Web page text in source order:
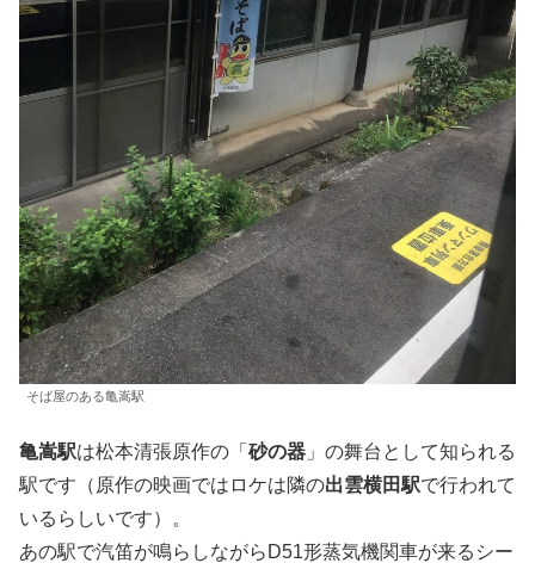
そば屋のある亀嵩駅
亀嵩駅は松本清張原作の「 砂の器 」の舞台として知られる
駅です（原作の映画ではロケは隣の出雲横田駅で行われて
いるらしいです）。
あの駅で汽笛が鳴らしながらD51形蒸気機関車が来るシー